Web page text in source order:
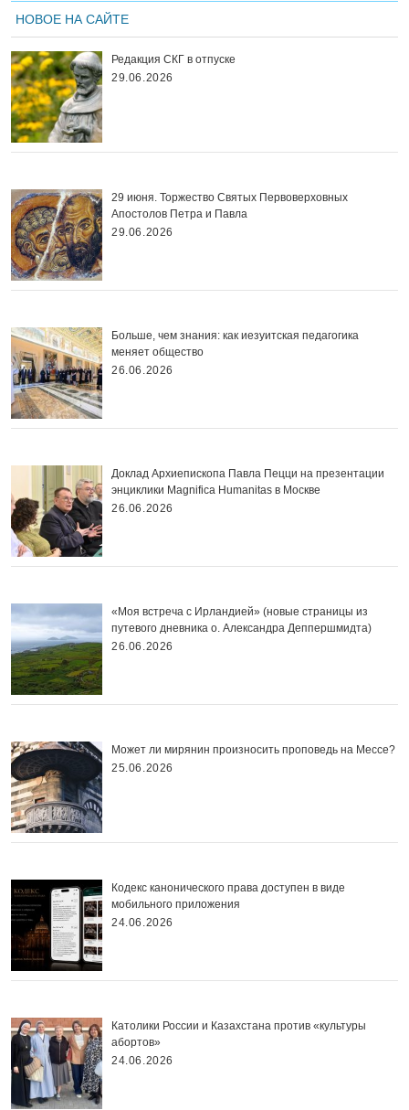
НОВОЕ НА САЙТЕ
Редакция СКГ в отпуске
29.06.2026
29 июня. Торжество Святых Первоверховных
Апостолов Петра и Павла
29.06.2026
Больше, чем знания: как иезуитская педагогика
меняет общество
26.06.2026
Доклад Архиепископа Павла Пецци на презентации
энциклики Magnifica Нumanitas в Москве
26.06.2026
«Моя встреча с Ирландией» (новые страницы из
путевого дневника о. Александра Деппершмидта)
26.06.2026
Может ли мирянин произносить проповедь на Мессе?
25.06.2026
Кодекс канонического права доступен в виде
мобильного приложения
24.06.2026
Католики России и Казахстана против «культуры
абортов»
24.06.2026